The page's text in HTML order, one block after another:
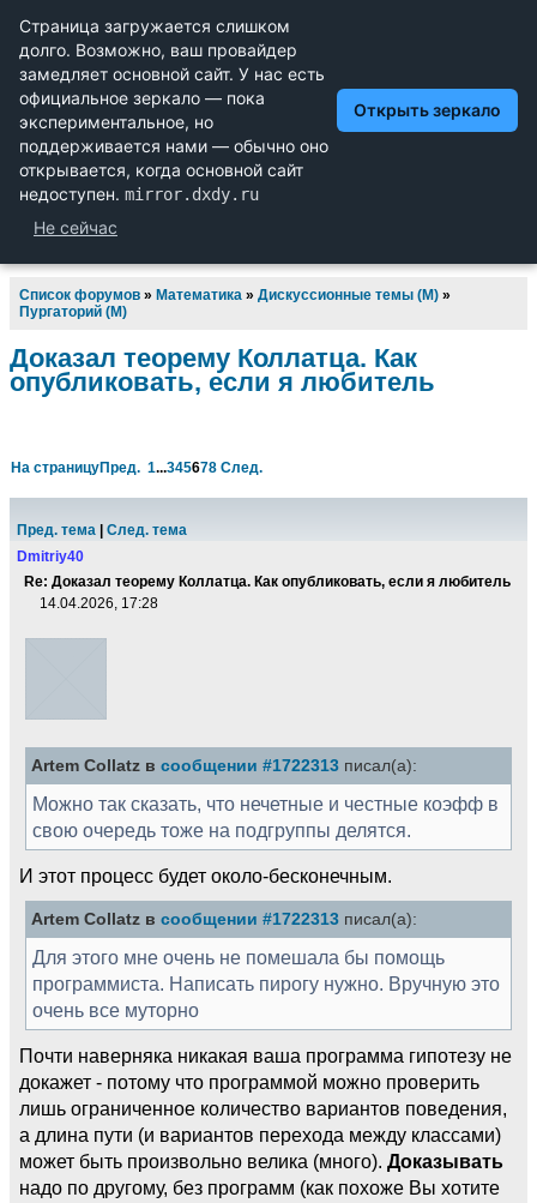
Научный форум dxdy
Математика, Физика, Computer Science, Machine Learning,
LaTeX, Механика и Техника, Химия,
Биология и Медицина, Экономика и Финансовая
Математика, Гуманитарные науки
Список форумов » Математика » Дискуссионные темы (М) »
Пургаторий (М)
Доказал теорему Коллатца. Как
опубликовать, если я любитель
На страницуПред. 1...345678 След.
Пред. тема
След. тема
Dmitriy40
Re: Доказал теорему Коллатца. Как опубликовать, если я любитель
14.04.2026, 17:28
Artem Collatz в сообщении #1722313 писал(а):
Можно так сказать, что нечетные и честные коэфф в
свою очередь тоже на подгруппы делятся.
И этот процесс будет около-бесконечным.
Artem Collatz в сообщении #1722313 писал(а):
Для этого мне очень не помешала бы помощь
программиста. Написать пирогу нужно. Вручную это
очень все муторно
Почти наверняка никакая ваша программа гипотезу не
докажет - потому что программой можно проверить
лишь ограниченное количество вариантов поведения,
а длина пути (и вариантов перехода между классами)
может быть произвольно велика (много). Доказывать
надо по другому, без программ (как похоже Вы хотите